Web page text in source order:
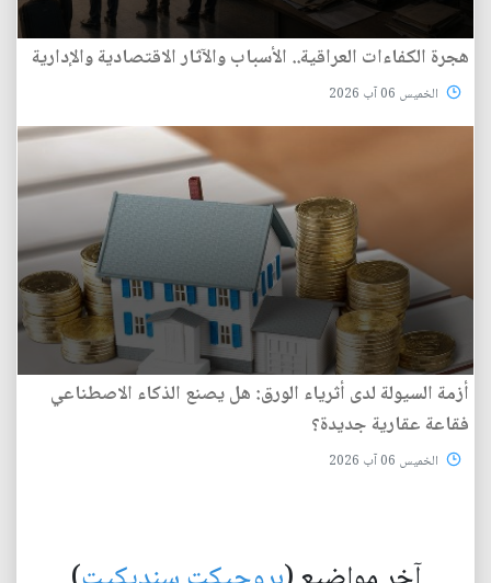
هجرة الكفاءات العراقية.. الأسباب والآثار الاقتصادية والإدارية
الخميس 06 آب 2026
أزمة السيولة لدى أثرياء الورق: هل يصنع الذكاء الاصطناعي
فقاعة عقارية جديدة؟
الخميس 06 آب 2026